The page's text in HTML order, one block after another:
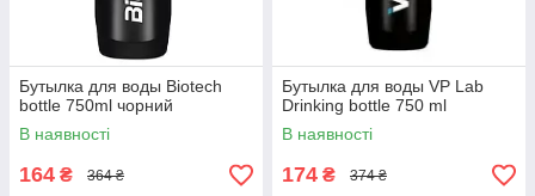
Бутылка для воды Biotech
bottle 750ml чорний
В наявності
164 ₴ 364 ₴
Бутылка для воды VP Lab
Drinking bottle 750 ml
В наявності
174 ₴ 374 ₴